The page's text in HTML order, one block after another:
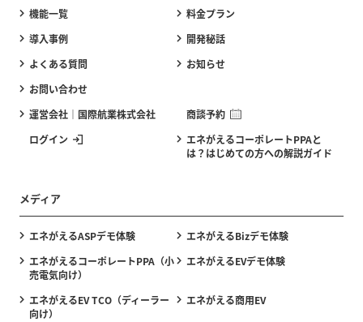
機能一覧
料金プラン
導入事例
開発秘話
よくある質問
お知らせ
お問い合わせ
運営会社｜国際航業株式会社
商談予約
ログイン
エネがえるコーポレートPPAと
は？はじめての方への解説ガイド
メディア
エネがえるASPデモ体験
エネがえるBizデモ体験
エネがえるコーポレートPPA（小
売電気向け）
エネがえるEVデモ体験
エネがえるEV TCO（ディーラー
向け）
エネがえる商用EV